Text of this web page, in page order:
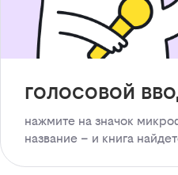
голосовой
нажмите на значок
название – и книга